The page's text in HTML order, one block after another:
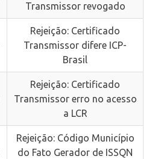
Transmissor revogado
Rejeição: Certificado
Transmissor difere ICP-
Brasil
Rejeição: Certificado
Transmissor erro no acesso
a LCR
Rejeição: Código Município
do Fato Gerador de ISSQN